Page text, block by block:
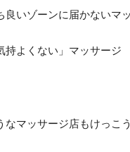
良いゾーンに届かないマ
持よくない」マッサージ
なマッサージ店もけっこ